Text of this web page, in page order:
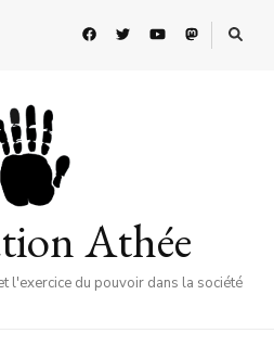
Athée
l'exercice du pouvoir dans la société